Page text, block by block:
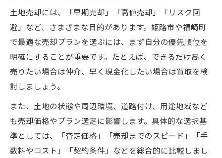
土地売却には、「早期売却」「高値売却」「リスク回
避」など、さまざまな目的があります。姫路市や福崎町
で最適な売却プランを選ぶには、まず自分の優先順位を
明確にすることが重要です。たとえば、できるだけ高く
売りたい場合は仲介、早く現金化したい場合は買取を検
討しましょう。
また、土地の状態や周辺環境、道路付け、用途地域など
も売却価格やプラン選定に影響します。具体的な選択基
準としては、「査定価格」「売却までのスピード」「手
数料やコスト」「契約条件」などを総合的に比較しまし